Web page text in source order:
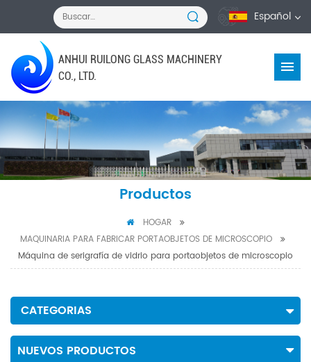
Español
ANHUI RUILONG GLASS MACHINERY
CO., LTD.
Productos
HOGAR
MAQUINARIA PARA FABRICAR PORTAOBJETOS DE MICROSCOPIO
Máquina de serigrafía de vidrio para portaobjetos de microscopio
CATEGORIAS
NUEVOS PRODUCTOS